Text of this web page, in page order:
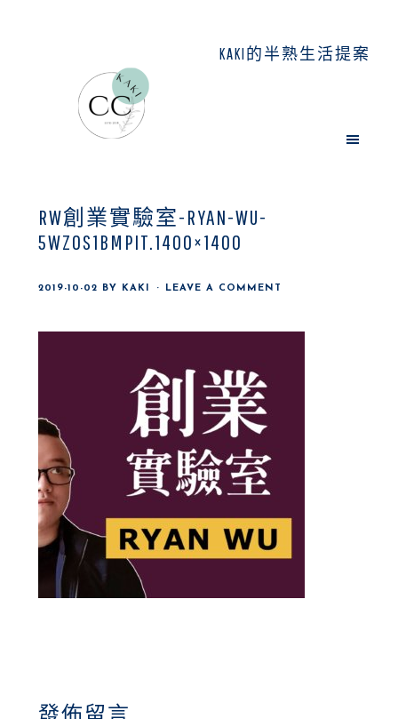
KAKI的半熟生活提案
RW創業實驗室-RYAN-WU-
5WZOS1BMPIT.1400×1400
2019-10-02 BY KAKI LEAVE A COMMENT
發佈留言